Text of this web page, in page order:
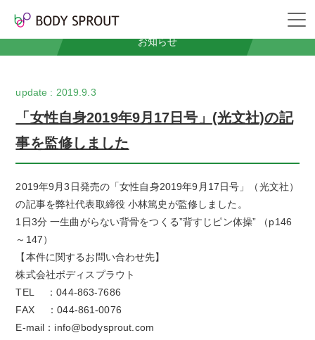
お知らせ
2019.9.3
「女性自身2019年9月17日号」(光文社)の記
事を監修しました
2019年9 月3 日発売の「女性自身2019年9 月 17日号」（光文社）
の記事を弊社代表取締役 小林篤史が監修しました。
1 日3分 一生曲がらない背骨をつくる”背すじピン体操” （p146
～ 147）
【本件に関するお問い合わせ先】
株式会社ボディスプラウト
TEL
：044-863-7686
FAX
：044-861-0076
E-mail ： info@bodysprout.com